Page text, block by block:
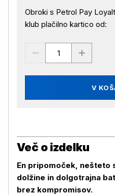
Obroki s Petrol Pay
klub plačilno kartico od:
V
Več o izdelku
En pripomoček, nešteto
dolžine in dolgotrajna
brez kompromisov.